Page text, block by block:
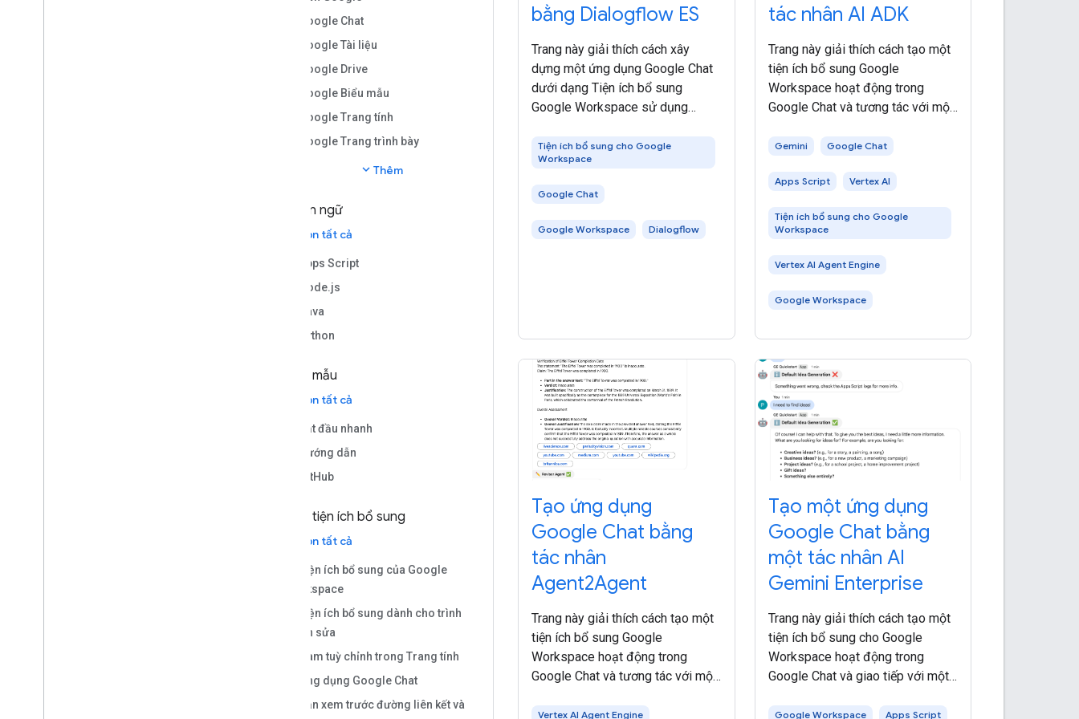
Google Chat
Google Tài liệu
Google Drive
Google Biểu mẫu
Google Trang tính
Google Trang trình bày
expand_more Thêm
Ngôn ngữ
Chọn tất cả
Apps Script
Node.js
Java
Python
Loại mẫu
Chọn tất cả
Bắt đầu nhanh
Hướng dẫn
GitHub
Loại tiện ích bổ sung
Chọn tất cả
Tiện ích bổ sung của Google
Workspace
Tiện ích bổ sung dành cho trình
chỉnh sửa
Hàm tuỳ chỉnh trong Trang tính
Ứng dụng Google Chat
Bản xem trước đường liên kết và
bằng Dialogflow ES
Trang này giải thích cách xây
dựng một ứng dụng Google Chat
dưới dạng Tiện ích bổ sung
Google Workspace sử dụng
ngôn ngữ tự nhiên. Bạn cũng có
thể sử dụng Dialogflow CX (tích
Tiện ích bổ sung cho Google
Workspace
Google Chat
Google Workspace Dialogflow
tác nhân AI ADK
Trang này giải thích cách tạo một
tiện ích bổ sung Google
Workspace hoạt động trong
Google Chat và tương tác với một
tác nhân (ADK) được lưu trữ trong
nhân AI tự động nhận diện môi
Gemini Google Chat
Apps Script Vertex AI
Tiện ích bổ sung cho Google
Workspace
Vertex AI Agent Engine
Google Workspace
Tạo ứng dụng
Google Chat bằng
tác nhân
Agent2Agent
Trang này giải thích cách tạo một
tiện ích bổ sung Google
Workspace hoạt động trong
Google Chat và tương tác với một
Agent2Agent (A2A). Bạn phát triển
Vertex AI Agent Engine
Tạo một ứng dụng
Google Chat bằng
một tác nhân AI
Gemini Enterprise
Trang này giải thích cách tạo một
tiện ích bổ sung cho Google
Workspace hoạt động trong
Google Chat và giao tiếp với một
nhân AI tự động nhận biết môi
Google Workspace Apps Script